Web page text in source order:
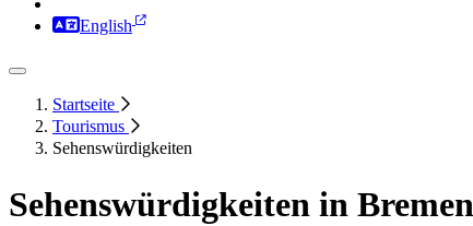
English
Startseite
Tourismus
Sehenswürdigkeiten
Sehenswürdigkeiten in Bremen